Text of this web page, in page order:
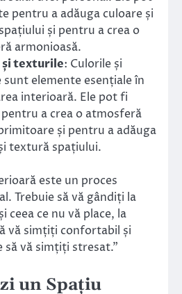
pentru a adăuga culoare și
și pentru a crea o
armonioasă.
și texturile: Culorile și
elemente esențiale în
interioară. Ele pot fi
a crea o atmosferă
și pentru a adăuga
textură spațiului.
este un proces
Trebuie să vă gândiți la
ceea ce nu vă place, la
vă simțiți confortabil și
să vă simțiți stresat.”
un Spațiu